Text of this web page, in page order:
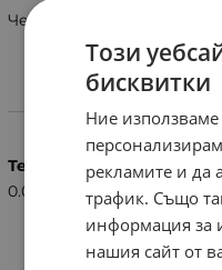
Четка за почистване на
Тегло (кг.)
0.01
Този
бисквитки
Ние използваме
рекламите и да
трафик. Също
информация за
нашия сайт от